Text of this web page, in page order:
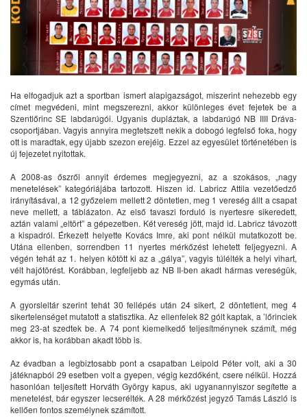
Ha elfogadjuk azt a sportban ismert alapigazságot, miszerint nehezebb egy
címet megvédeni, mint megszerezni, akkor különleges évet fejetek be a
Szentlőrinc SE labdarúgói. Ugyanis dupláztak, a labdarúgó NB IIII Dráva-
csoportjában. Vagyis annyira megtetszett nekik a dobogó legfelső foka, hogy
ott is maradtak, egy újabb szezon erejéig. Ezzel az egyesület történetében is
új fejezetet nyitottak.
A 2008-as őszről annyit érdemes megjegyezni, az a szokásos, „nagy
menetelések” kategóriájába tartozott. Hiszen id. Labricz Attila vezetőedző
irányításával, a 12 győzelem mellett 2 döntetlen, meg 1 vereség állt a csapat
neve mellett, a táblázaton. Az első tavaszi forduló is nyertesre sikeredett,
aztán valami „eltört” a gépezetben. Két vereség jött, majd id. Labricz távozott
a kispadról. Érkezett helyette Kovács Imre, aki pont nélkül mutatkozott be.
Utána ellenben, sorrendben 11 nyertes mérkőzést lehetett feljegyezni. A
végén tehát az 1. helyen kötött ki az a „gálya”, vagyis túlélték a helyi vihart,
vélt hajótörést. Korábban, legfeljebb az NB II-ben akadt hármas vereségük,
egymás után.
A gyorsleltár szerint tehát 30 fellépés után 24 sikert, 2 döntetlent, meg 4
sikertelenséget mutatott a statisztika. Az ellenfelek 82 gólt kaptak, a ’lőrinciek
meg 23-at szedtek be. A 74 pont kiemelkedő teljesítménynek számít, még
akkor is, ha korábban akadt több is.
Az évadban a legbiztosabb pont a csapatban Leipold Péter volt, aki a 30
játéknapból 29 esetben volt a gyepen, végig kezdőként, csere nélkül. Hozzá
hasonlóan teljesített Horváth György kapus, aki ugyanannyiszor segítette a
menetelést, bár egyszer lecserélték. A 28 mérkőzést jegyző Tamás László is
kellően fontos személynek számított.